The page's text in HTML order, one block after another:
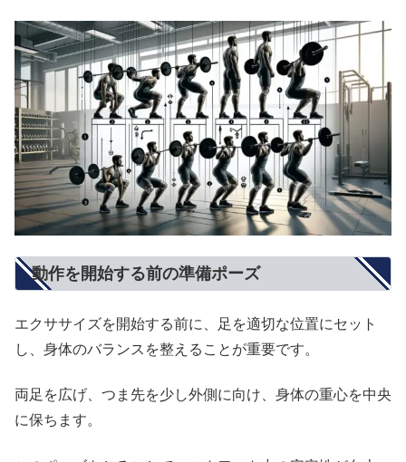
動作を開始する前の準備ポーズ
エクササイズを開始する前に、足を適切な位置にセット
し、身体のバランスを整えることが重要です。
両足を広げ、つま先を少し外側に向け、身体の重心を中央
に保ちます。